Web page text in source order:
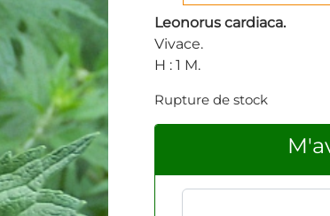
Leonorus cardiaca.
Vivace.
H : 1 M.
Rupture de stock